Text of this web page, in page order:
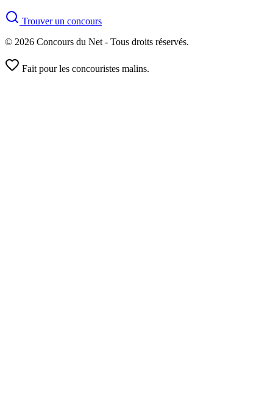
Trouver un concours
© 2026 Concours du Net - Tous droits réservés.
Fait pour les concouristes malins.